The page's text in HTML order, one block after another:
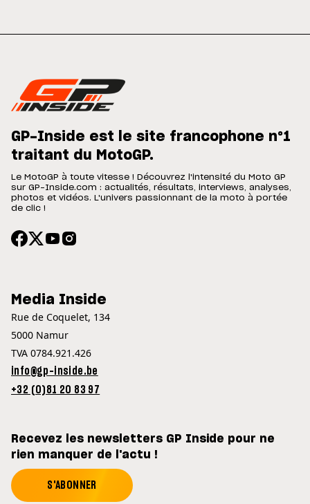
GP-Inside est le site francophone n°1
traitant du MotoGP.
Le MotoGP à toute vitesse ! Découvrez l'intensité du Moto GP
sur GP-Inside.com : actualités, résultats, interviews, analyses,
photos et vidéos. L'univers passionnant de la moto à portée
de clic !
Media Inside
Rue de Coquelet, 134
5000 Namur
TVA 0784.921.426
info@gp-inside.be
+32 (0)81 20 83 97
Recevez les newsletters GP Inside pour ne
rien manquer de l'actu !
S'ABONNER